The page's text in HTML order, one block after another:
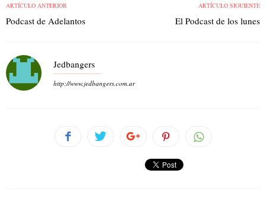
ARTÍCULO ANTERIOR
Podcast de Adelantos
ARTÍCULO SIGUIENTE
El Podcast de los lunes
Jedbangers
http://www.jedbangers.com.ar